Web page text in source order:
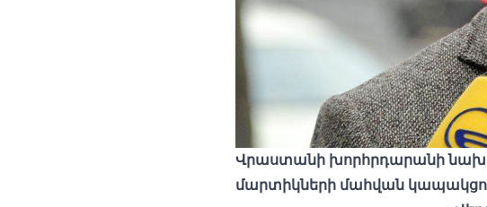
Վրաստանի խորհրդարանի
մարտիկների մահվան